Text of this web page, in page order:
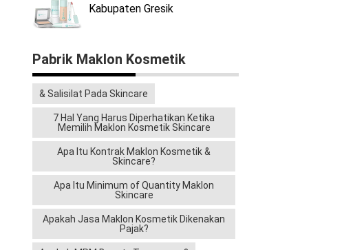
Kabupaten Gresik
Pabrik Maklon Kosmetik
& Salisilat Pada Skincare
7 Hal Yang Harus Diperhatikan Ketika
Memilih Maklon Kosmetik Skincare
Apa Itu Kontrak Maklon Kosmetik &
Skincare?
Apa Itu Minimum of Quantity Maklon
Skincare
Apakah Jasa Maklon Kosmetik Dikenakan
Pajak?